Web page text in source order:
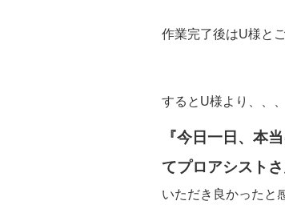
作業完了後はU様と
するとU様より、、、
『今日一日、本
てプロアシスト
いただき良かったと